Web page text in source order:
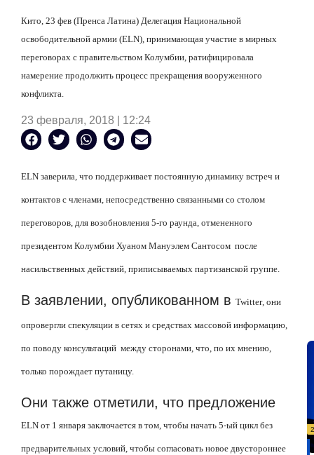
Кито, 23 фев (Пренса Латина) Делегация Национальной
освободительной армии (ELN), принимающая участие в мирных
переговорах с правительством Колумбии, ратифицировала
намерение продолжить процесс прекращения вооруженного
конфликта.
23 февраля, 2018 | 12:24
ELN заверила, что поддерживает постоянную динамику встреч и
контактов с членами, непосредственно связанными со столом
переговоров, для возобновления 5-го раунда, отмененного
президентом Колумбии Хуаном Мануэлем Сантосом после
насильственных действий, приписываемых партизанской группе.
В заявлении, опубликованном в Twitter, они
опровергли спекуляции в сетях и средствах массовой информацию,
по поводу консультаций между сторонами, что, по их мнению,
только порождает путаницу.
Они также отметили, что предложение
ELN от 1 января заключается в том, чтобы начать 5-ый цикл без
предварительных условий, чтобы согласовать новое двустороннее